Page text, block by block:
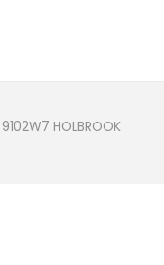
HOLBROOK